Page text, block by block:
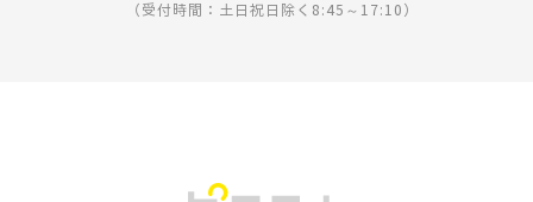
（受付時間：土日祝日除く8:45～17:10）